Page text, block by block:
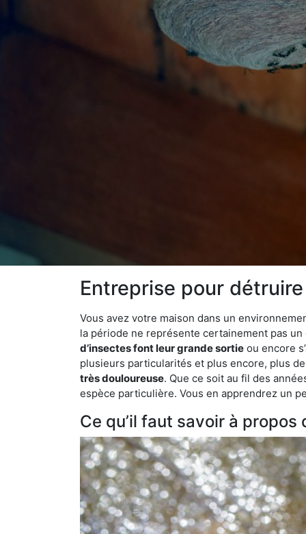
Entreprise pour
Vous avez votre maison dans un
la période ne représente certainement pas
d’insectes font leur grande sortie ou encore
plusieurs particularités et plus encore, plus
très douloureuse. Que ce soit au fil des
espèce particulière. Vous en apprendrez un
Ce qu’il faut savoir à